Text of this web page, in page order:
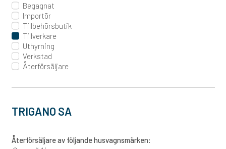
Begagnat
Importör
Tillbehörsbutik
Tillverkare
Uthyrning
Verkstad
Återförsäljare
TRIGANO SA
Återförsäljare av följande husvagnsmärken: